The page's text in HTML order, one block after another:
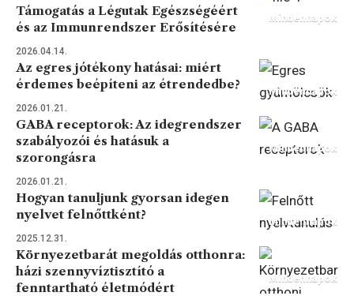
Mindennapok
Támogatás a Légutak Egészségéért
és az Immunrendszer Erősítésére
2026.04.14.
Mindennapok
Az egres jótékony hatásai: miért
érdemes beépíteni az étrendedbe?
2026.01.21.
Mindennapok
GABA receptorok: Az idegrendszer
szabályozói és hatásuk a
szorongásra
2026.01.21.
Mindennapok
Hogyan tanuljunk gyorsan idegen
nyelvet felnőttként?
2025.12.31.
Mindennapok
Környezetbarát megoldás otthonra:
házi szennyvíztisztító a
fenntartható életmódért